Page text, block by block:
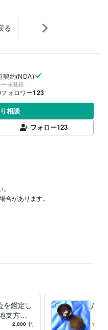
る
契約(NDA)
未登録
フォロワー123
相談
フォロー123
合があります。
を鑑定し
支方鑑
開運しま
2,000 円
八面
『ど